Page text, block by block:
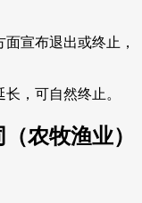
宣布退出或终止，
，可自然终止。
农牧渔业）